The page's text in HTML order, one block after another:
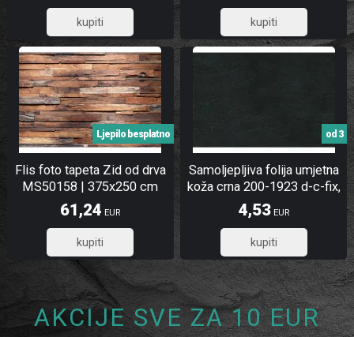
24,79 18,63
Flis foto tapeta Zid od drva
MS50158 | 375x250 cm
Ljepilo besplatno
61,24 EUR
48,99
Samoljepljiva folija umjetna
koža crna 200-1923 d-c-fix,
širina 45 cm
od 3
4,53EUR
3,62
AKCIJE SVE ZA 10 EUR